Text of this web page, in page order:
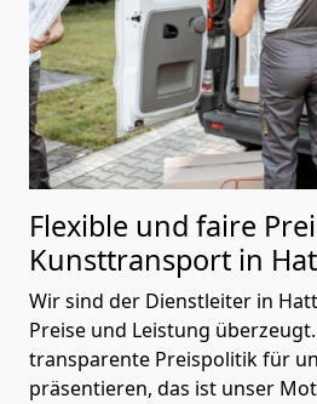
Flexible und faire
Kunsttransport in
Wir sind der Dienstleiter in
Preise und Leistung
transparente Preispolitik für
präsentieren, das ist unser